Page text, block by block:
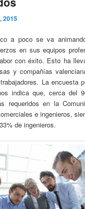
2015
a poco se va
en sus equipos
con éxito. Esto ha
y compañías
La encuesta
indica que, cerca del
requeridos en la
e ingenieros,
de ingenieros.